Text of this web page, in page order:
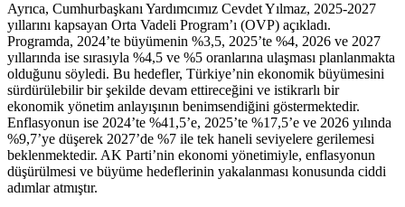
Ayrıca, Cumhurbaşkanı Yardımcımız Cevdet Yılmaz, 2025-2027
yıllarını kapsayan Orta Vadeli Program’ı (OVP) açıkladı.
Programda, 2024’te büyümenin %3,5, 2025’te %4, 2026 ve 2027
yıllarında ise sırasıyla %4,5 ve %5 oranlarına ulaşması planlanmakta
olduğunu söyledi. Bu hedefler, Türkiye’nin ekonomik büyümesini
sürdürülebilir bir şekilde devam ettireceğini ve istikrarlı bir
ekonomik yönetim anlayışının benimsendiğini göstermektedir.
Enflasyonun ise 2024’te %41,5’e, 2025’te %17,5’e ve 2026 yılında
%9,7’ye düşerek 2027’de %7 ile tek haneli seviyelere gerilemesi
beklenmektedir. AK Parti’nin ekonomi yönetimiyle, enflasyonun
düşürülmesi ve büyüme hedeflerinin yakalanması konusunda ciddi
adımlar atmıştır.